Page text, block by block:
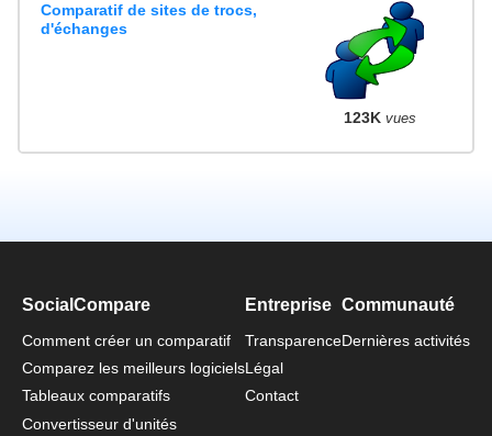
Comparatif de sites de trocs,
d'échanges
123K vues
SocialCompare
Comment créer un comparatif
Comparez les meilleurs logiciels
Tableaux comparatifs
Convertisseur d'unités
Entreprise
Transparence
Légal
Contact
Communauté
Dernières activités